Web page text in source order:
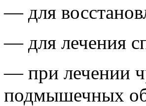
— для
— для лечения
— при лечении
подмышечных